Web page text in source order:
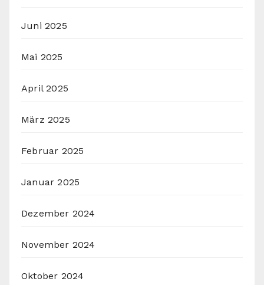
Juni 2025
Mai 2025
April 2025
März 2025
Februar 2025
Januar 2025
Dezember 2024
November 2024
Oktober 2024